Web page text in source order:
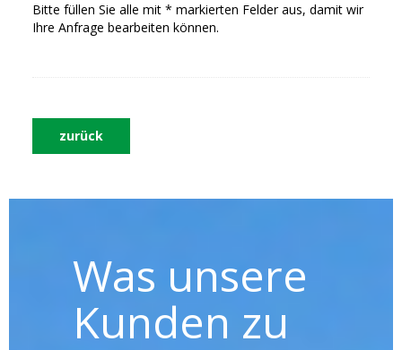
Bitte füllen Sie alle mit * markierten Felder aus, damit wir
Ihre Anfrage bearbeiten können.
zurück
Was unsere
Kunden zu